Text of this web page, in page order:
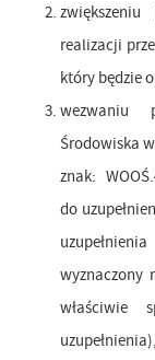
realizacji
który będzie
wezwaniu
Środowiska
znak:
do
wyznaczony
właściwie